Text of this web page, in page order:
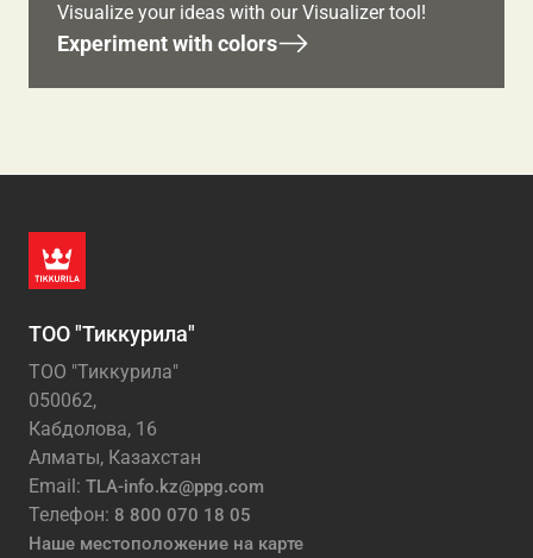
Visualize your ideas with our Visualizer tool!
Experiment with colors
ТОО "Тиккурила"
ТОО "Тиккурила"
050062,
Кабдолова, 16
Алматы, Казахстан
Email: TLA-info.kz@ppg.com
Телефон: 8 800 070 18 05
Наше местоположение на карте